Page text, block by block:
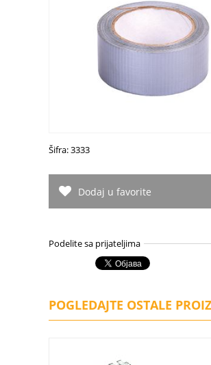
Šifra: 3333
Dodaj u favorite
Podelite sa prijateljima
POGLEDAJTE OSTALE